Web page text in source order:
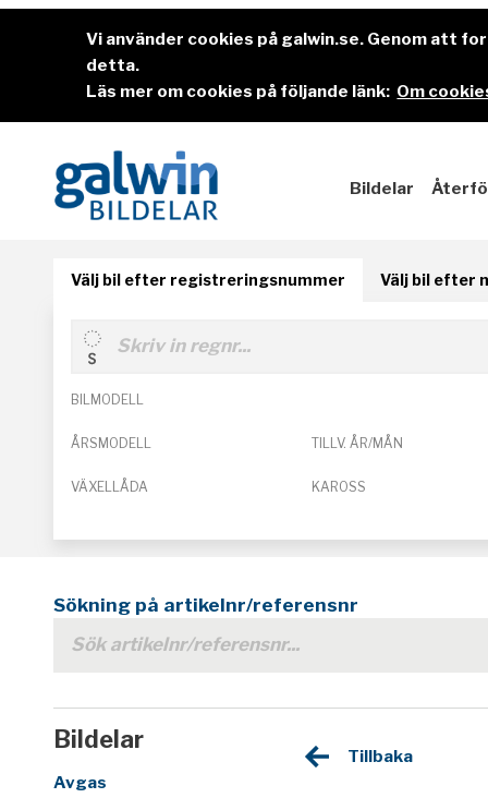
Vi använder cookies på galwin.se. Genom att
detta.
Läs mer om cookies på följande länk: Om
Bildelar
Välj bil efter registreringsnummer Välj bil efter
BILMODELL
ÅRSMODELL TILLV. ÅR/MÅN
VÄXELLÅDA KAROSS
Sökning på artikelnr/referensnr
Bildelar
Avgas
Tillbaka